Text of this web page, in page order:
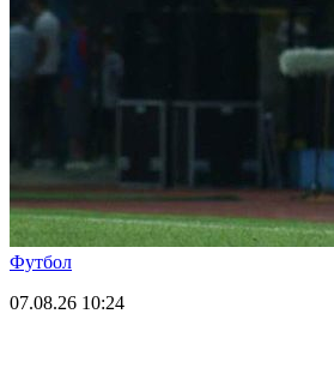
Футбол
07.08.26 10:24